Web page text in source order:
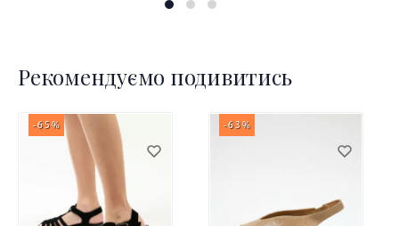
Рекомендуємо подивитись
-65% -63%